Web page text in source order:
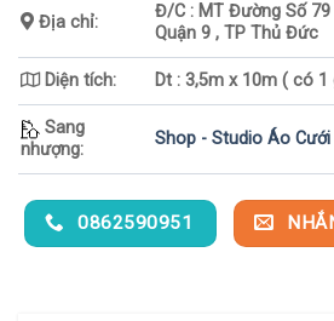
Địa chỉ:
Đ/C : MT Đường Số 79
Quận 9 , TP Thủ Đức
Diện tích: Dt : 3,5m x 10m ( có 1
Sang
nhượng:
Shop - Studio Áo Cưới
0862590951